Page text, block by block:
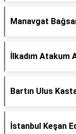
Manavgat
İlkadım Atakum
Bartın Ulus
İstanbul Keşan